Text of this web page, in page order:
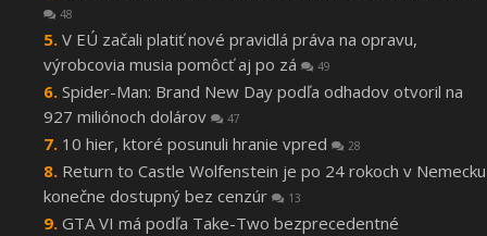
48
V EÚ začali platiť nové pravidlá práva na opravu,
výrobcovia musia pomôcť aj po zá
49
Spider-Man: Brand New Day podľa odhadov otvoril na
927 miliónoch dolárov
47
10 hier, ktoré posunuli hranie vpred 28
Return to Castle Wolfenstein je po 24 rokoch v Nemecku
konečne dostupný bez cenzúr
13
GTA VI má podľa Take-Two bezprecedentné